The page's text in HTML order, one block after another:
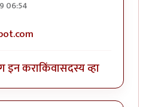
06:54
इन कराकिंवासदस्य व्हा